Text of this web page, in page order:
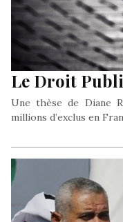
Le Droit
Une thèse de Diane
millions d’exclus en